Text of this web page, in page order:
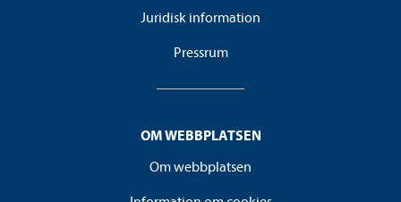
Juridisk information
Pressrum
OM WEBBPLATSEN
Om webbplatsen